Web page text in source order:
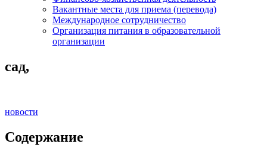
Вакантные места для приема (перевода)
Международное сотрудничество
Организация питания в образовательной
организации
сад,
новости
Содержание